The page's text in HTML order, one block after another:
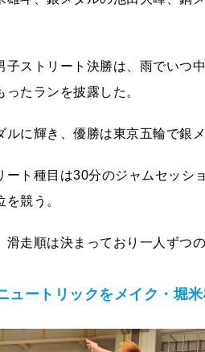
子ストリート決勝は、雨でいつ
たランを披露した。
ルに輝き、優勝は東京五輪で銀
ート種目は30分のジャムセッシ
競う。
滑走順は決まっており一人ずつ
ュートリックをメイク・堀